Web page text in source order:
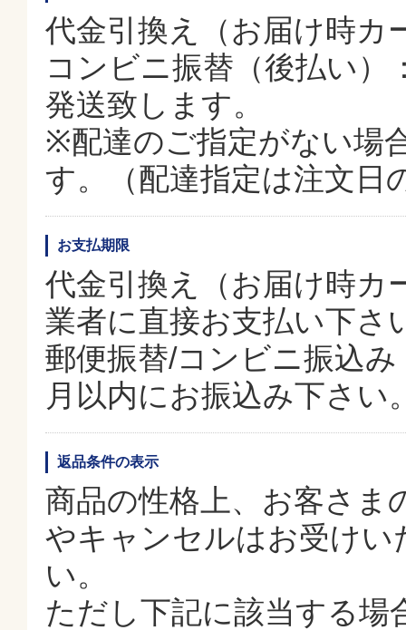
代金引換え（お届け時カ
コンビニ振替（後払い）
発送致します。
※配達のご指定がない場
す。（配達指定は注文日
お支払期限
代金引換え（お届け時カ
業者に直接お支払い下さ
郵便振替/コンビニ振込
月以内にお振込み下さい
返品条件の表示
商品の性格上、お客さま
やキャンセルはお受け
い。
ただし下記に該当する場